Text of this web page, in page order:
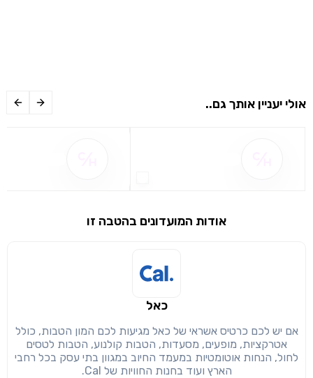
שיתוף
שימו לב!
הבנתי, המשך לאתר
אולי יעניין אותך גם..
אודות המועדונים בהטבה זו
כאל
אם יש לכם כרטיס אשראי של כאל מגיעות לכם המון הטבות, כולל
אטרקציות, מופעים, מסעדות, הטבות קולנוע, הטבות לטסים
לחול, הנחות אוטומטיות במעמד החיוב במגוון בתי עסק בכל רחבי
הארץ ועוד בחנות החוויות של Cal.